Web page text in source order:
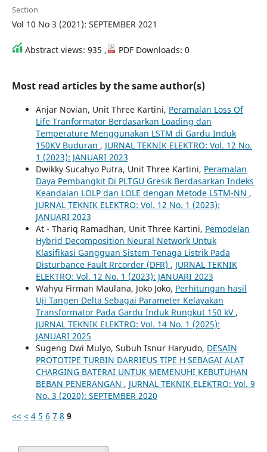
Section
Vol 10 No 3 (2021): SEPTEMBER 2021
Abstract views: 935 , PDF Downloads: 0
Most read articles by the same author(s)
Anjar Novian, Unit Three Kartini, Peramalan Loss Of
Life Tranformator Berdasarkan Loading dan
Temperature Menggunakan LSTM di Gardu Induk
150KV Buduran , JURNAL TEKNIK ELEKTRO: Vol. 12 No.
1 (2023): JANUARI 2023
Dwikky Sucahyo Putra, Unit Three Kartini, Peramalan
Daya Pembangkit Di PLTGU Gresik Berdasarkan Indeks
Keandalan LOLP dan LOLE dengan Metode LSTM-NN ,
JURNAL TEKNIK ELEKTRO: Vol. 12 No. 1 (2023):
JANUARI 2023
At - Thariq Ramadhan, Unit Three Kartini, Pemodelan
Hybrid Decomposition Neural Network Untuk
Klasifikasi Gangguan Sistem Tenaga Listrik Pada
Disturbance Fault Rrcorder (DFR) , JURNAL TEKNIK
ELEKTRO: Vol. 12 No. 1 (2023): JANUARI 2023
Wahyu Firman Maulana, Joko Joko, Perhitungan hasil
Uji Tangen Delta Sebagai Parameter Kelayakan
Transformator Pada Gardu Induk Rungkut 150 kV ,
JURNAL TEKNIK ELEKTRO: Vol. 14 No. 1 (2025):
JANUARI 2025
Sugeng Dwi Mulyo, Subuh Isnur Haryudo, DESAIN
PROTOTIPE TURBIN DARRIEUS TIPE H SEBAGAI ALAT
CHARGING BATERAI UNTUK MEMENUHI KEBUTUHAN
BEBAN PENERANGAN , JURNAL TEKNIK ELEKTRO: Vol. 9
No. 3 (2020): SEPTEMBER 2020
<< < 4 5 6 7 8 9